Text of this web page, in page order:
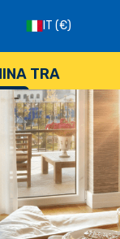
IT (€)
TRA
--